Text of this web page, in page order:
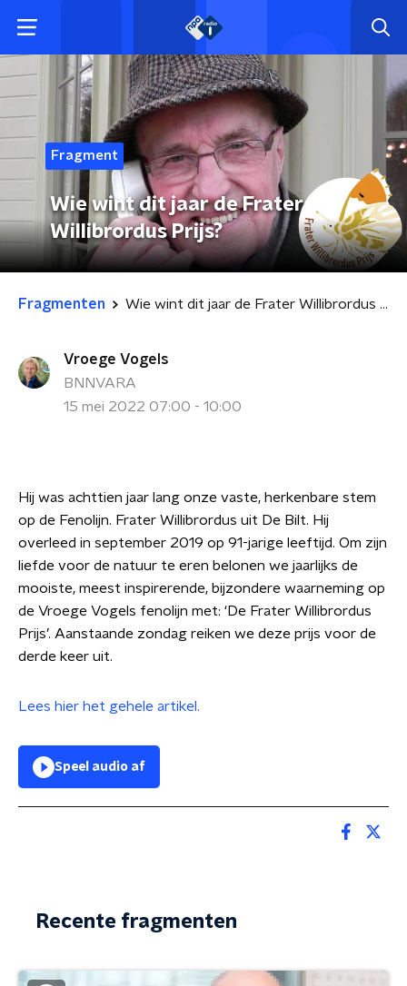
Fragment
Wie wint dit jaar de Frater
Willibrordus Prijs?
Fragmenten Wie wint dit jaar de Frater Willibrordus Prijs?
Vroege Vogels
BNNVARA
15 mei 2022 07:00 - 10:00
Hij was achttien jaar lang onze vaste, herkenbare stem
op de Fenolijn. Frater Willibrordus uit De Bilt. Hij
overleed in september 2019 op 91-jarige leeftijd. Om zijn
liefde voor de natuur te eren belonen we jaarlijks de
mooiste, meest inspirerende, bijzondere waarneming op
de Vroege Vogels fenolijn met: ‘De Frater Willibrordus
Prijs’. Aanstaande zondag reiken we deze prijs voor de
derde keer uit.
Lees hier het gehele artikel.
Speel audio af
Recente fragmenten